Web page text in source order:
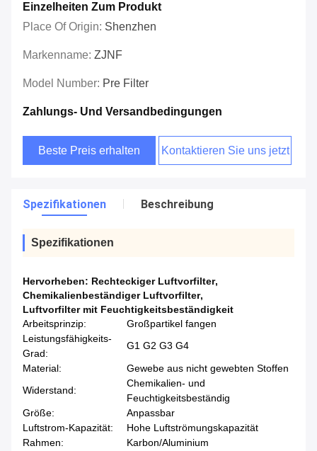
Einzelheiten Zum Produkt
Place Of Origin: Shenzhen
Markenname: ZJNF
Model Number: Pre Filter
Zahlungs- Und Versandbedingungen
Beste Preis erhalten Kontaktieren Sie uns jetzt
Spezifikationen Beschreibung
Spezifikationen
Hervorheben: Rechteckiger Luftvorfilter,
Chemikalienbeständiger Luftvorfilter,
Luftvorfilter mit Feuchtigkeitsbeständigkeit
Arbeitsprinzip:
Großpartikel fangen
Leistungsfähigkeits-
Grad:
G1 G2 G3 G4
Material:
Gewebe aus nicht gewebten Stoffen
Widerstand:
Chemikalien- und
Feuchtigkeitsbeständig
Größe:
Anpassbar
Luftstrom-Kapazität:
Hohe Luftströmungskapazität
Rahmen:
Karbon/Aluminium